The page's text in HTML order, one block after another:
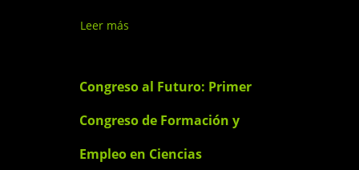
Leer más
Congreso al Futuro: Primer
Congreso de Formación y
Empleo en Ciencias